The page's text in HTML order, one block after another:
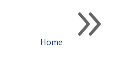
Home 9